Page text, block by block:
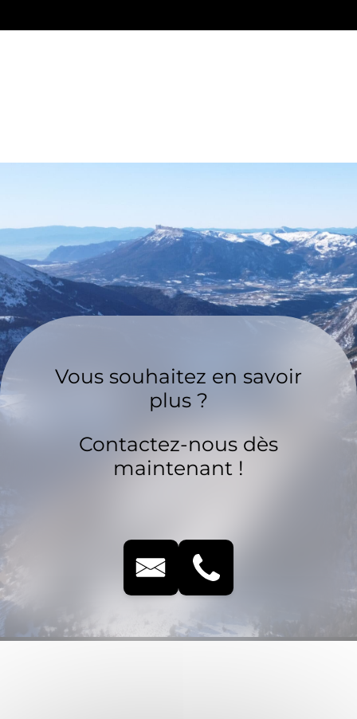
Vous souhaitez en savoir
plus ?
Contactez-nous dès
maintenant !